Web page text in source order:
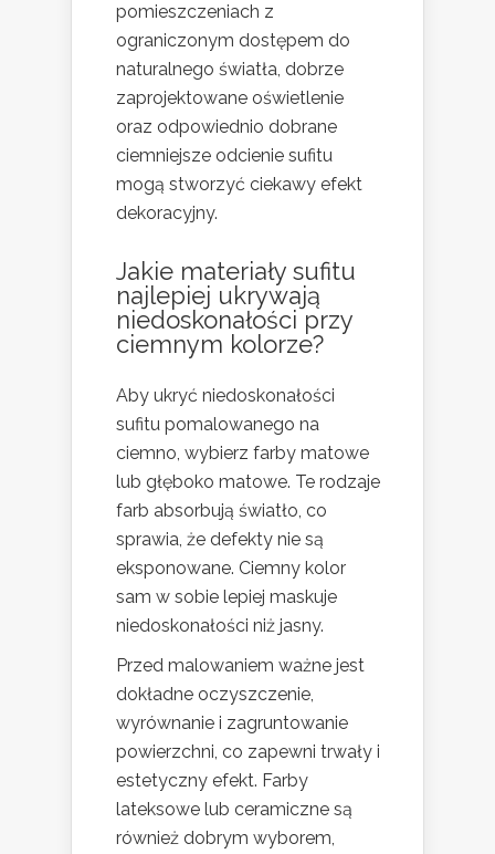
pomieszczeniach z
ograniczonym dostępem do
naturalnego światła, dobrze
zaprojektowane oświetlenie
oraz odpowiednio dobrane
ciemniejsze odcienie sufitu
mogą stworzyć ciekawy efekt
dekoracyjny.
Jakie materiały sufitu
najlepiej ukrywają
niedoskonałości przy
ciemnym kolorze?
Aby ukryć niedoskonałości
sufitu pomalowanego na
ciemno, wybierz farby matowe
lub głęboko matowe. Te rodzaje
farb absorbują światło, co
sprawia, że defekty nie są
eksponowane. Ciemny kolor
sam w sobie lepiej maskuje
niedoskonałości niż jasny.
Przed malowaniem ważne jest
dokładne oczyszczenie,
wyrównanie i zagruntowanie
powierzchni, co zapewni trwały i
estetyczny efekt. Farby
lateksowe lub ceramiczne są
również dobrym wyborem,